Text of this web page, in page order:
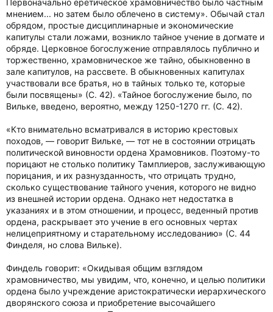
Первоначально еретическое храмовничество было частным
мнением... но затем было облечено в систему». Обычай стал
обрядом, простые дисциплинарные и экономические
капитулы стали ложами, возникло тайное учение в догмате и
обряде. Церковное богослужение отправлялось публично и
торжественно, храмовническое же тайно, обыкновенно в
зале капитулов, на рассвете. В обыкновенных капитулах
участвовали все братья, но в тайных только те, которые
были посвящены» (С. 42). «Тайное богослужение было, по
Вильке, введено, вероятно, между 1250-1270 гг. (С. 42).
«Кто внимательно всматривался в историю крестовых
походов, — говорит Вильке, — тот не в состоянии отрицать
политической виновности ордена Храмовников. Поэтому-то
порицают не столько политику Тамплиеров, заслуживающую
порицания, и их разнузданность, что отрицать трудно,
сколько существование тайного учения, которого не видно
из внешней истории ордена. Однако нет недостатка в
указаниях и в этом отношении, и процесс, веденный против
ордена, раскрывает это учение в его основных чертах
нелицеприятному и старательному исследованию» (С. 44
Финделя, но слова Вильке).
Финдель говорит: «Окидывая общим взглядом
храмовничество, мы увидим, что, конечно, и целью политики
ордена было учреждение аристократически иерархического
дворянского союза и приобретение высочайшего